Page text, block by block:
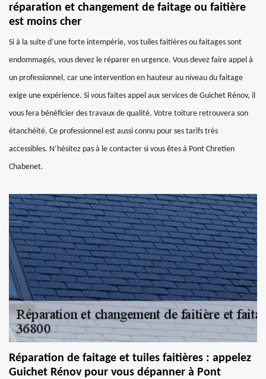
réparation et changement de faitage ou faitière
est moins cher
Si à la suite d’une forte intempérie, vos tuiles faitières ou faitages sont
endommagés, vous devez le réparer en urgence. Vous devez faire appel à
un professionnel, car une intervention en hauteur au niveau du faitage
exige une expérience. Si vous faites appel aux services de Guichet Rénov, il
vous fera bénéficier des travaux de qualité. Votre toiture retrouvera son
étanchéité. Ce professionnel est aussi connu pour ses tarifs très
accessibles. N’hésitez pas à le contacter si vous êtes à Pont Chretien
Chabenet.
Réparation de faitage et tuiles faitières : appelez
Guichet Rénov pour vous dépanner à Pont